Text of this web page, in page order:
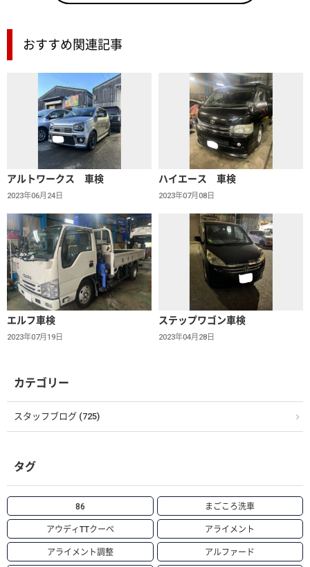
おすすめ関連記事
アルトワークス 車検
2023年06月24日
ハイエース 車検
2023年07月08日
エルフ車検
2023年07月19日
ステップワゴン車検
2023年04月28日
カテゴリー
スタッフブログ (725)
タグ
86 まごころ洗車
アウディTTクーペ アライメント
アライメント調整 アルファード